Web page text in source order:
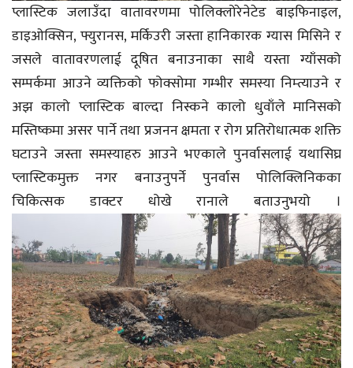
प्लास्टिक जलाउँदा वातावरणमा पोलिक्लोरेनेटेड बाइफिनाइल,
डाइओक्सिन, फ्युरानस, मर्किउरी जस्ता हानिकारक ग्यास मिसिने र
जसले वातावरणलाई दूषित बनाउनाका साथै यस्ता ग्याँसको
सम्पर्कमा आउने व्यक्तिको फोक्सोमा गम्भीर समस्या निम्त्याउने र
अझ कालो प्लास्टिक बाल्दा निस्कने कालो धुवाँले मानिसको
मस्तिष्कमा असर पार्ने तथा प्रजनन क्षमता र रोग प्रतिरोधात्मक शक्ति
घटाउने जस्ता समस्याहरु आउने भएकाले पुनर्वासलाई यथासिघ्र
प्लास्टिकमुक्त नगर बनाउनुपर्ने पुनर्वास पोलिक्लिनिकका
चिकित्सक डाक्टर धोखे रानाले बताउनुभयो ।